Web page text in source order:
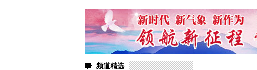
桑街道开展捐资助学暨庆“六一”主题活动
频道精选